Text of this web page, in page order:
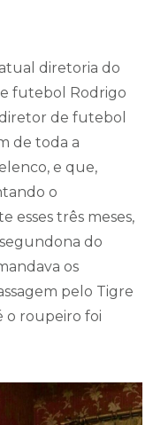
diretoria do
futebol Rodrigo
de futebol
de toda a
e que,
o
três meses,
do
os
pelo Tigre
o roupeiro foi